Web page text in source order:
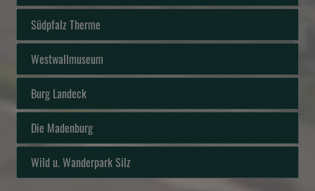
Südpfalz Therme
Westwallmuseum
Burg Landeck
Die Madenburg
Wild u. Wanderpark Silz